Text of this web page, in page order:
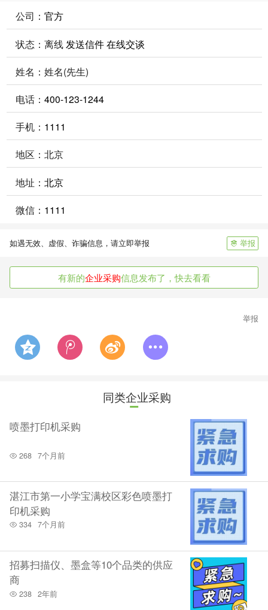
公司：官方
状态：离线 发送信件在线交谈
姓名：姓名(先生)
电话：400-123-1244
手机： 1111
地区：北京
地址：北京
微信： 1111
如遇无效、虚假、诈骗信息，请立即举报 举报
有新的企业采购信息发布了，快去看看
举报
同类企业采购
喷墨打印机采购
268 7个月前
湛江市第一小学宝满校区彩色喷墨打
印机采购
334 7个月前
招募扫描仪、墨盒等10个品类的供应
商
238 2年前